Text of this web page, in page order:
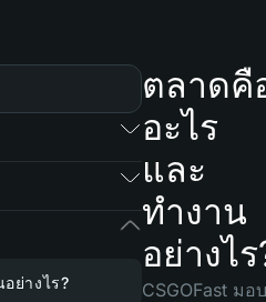
ย่างไร?
ตลาดคื
อะไร
และ
ทำงาน
อย่างไร
CSGOFast มอบ